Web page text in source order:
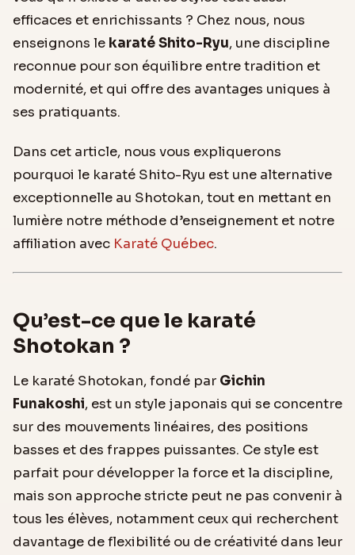
efficaces et enrichissants ? Chez nous, nous
enseignons le karaté Shito-Ryu, une discipline
reconnue pour son équilibre entre tradition et
modernité, et qui offre des avantages uniques à
ses pratiquants.
Dans cet article, nous vous expliquerons
pourquoi le karaté Shito-Ryu est une alternative
exceptionnelle au Shotokan, tout en mettant en
lumière notre méthode d’enseignement et notre
affiliation avec Karaté Québec.
Qu’est-ce que le karaté
Shotokan ?
Le karaté Shotokan, fondé par Gichin
Funakoshi, est un style japonais qui se concentre
sur des mouvements linéaires, des positions
basses et des frappes puissantes. Ce style est
parfait pour développer la force et la discipline,
mais son approche stricte peut ne pas convenir à
tous les élèves, notamment ceux qui recherchent
davantage de flexibilité ou de créativité dans leur